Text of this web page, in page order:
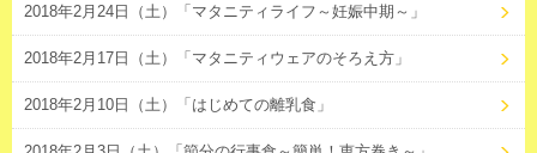
2018年2月24日（土）「マタニティライフ～妊娠中期～」
2018年2月17日（土）「マタニティウェアのそろえ方」
2018年2月10日（土）「はじめての離乳食」